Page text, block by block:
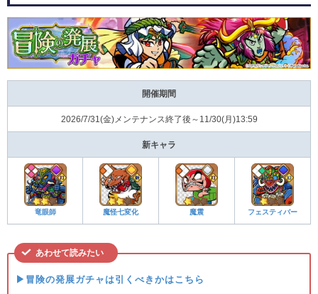
開催期間
2026/7/31(金)メンテナンス終了後～11/30(月)13:59
新キャラ
竜眼師 魔怪七変化 魔震 フェスティバー
あわせて読みたい
▶冒険の発展ガチャは引くべきかはこちら